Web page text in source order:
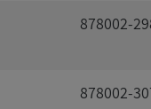
878002-
878002-